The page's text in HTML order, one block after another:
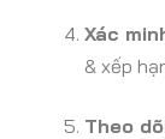
Xác
& xếp
Theo